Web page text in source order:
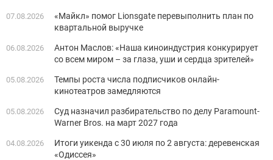
07.08.2026
«Майкл» помог Lionsgate перевыполнить план по
квартальной выручке
06.08.2026
Антон Маслов: «Наша киноиндустрия конкурирует
со всем миром – за глаза, уши и сердца зрителей»
05.08.2026
Темпы роста числа подписчиков онлайн-
кинотеатров замедляются
05.08.2026
Суд назначил разбирательство по делу Paramount-
Warner Bros. на март 2027 года
04.08.2026
Итоги уикенда с 30 июля по 2 августа: деревенская
«Одиссея»